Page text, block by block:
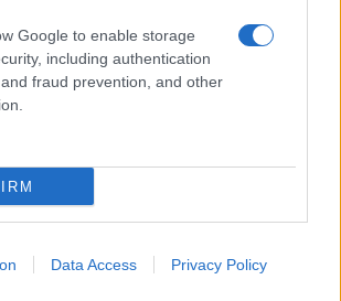
Google to enable storage
including authentication
fraud prevention, and other
Data Access Privacy Policy